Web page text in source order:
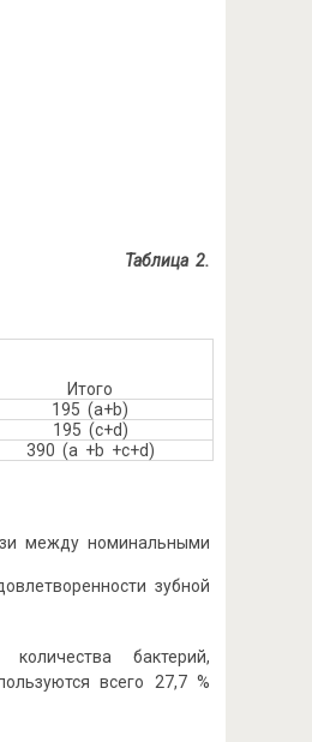
Таблица 2.
Итого
195 (a+b)
195 (c+d)
390 (a +b +c+d)
между номинальными
зубной
бактерий,
всего 27,7 %